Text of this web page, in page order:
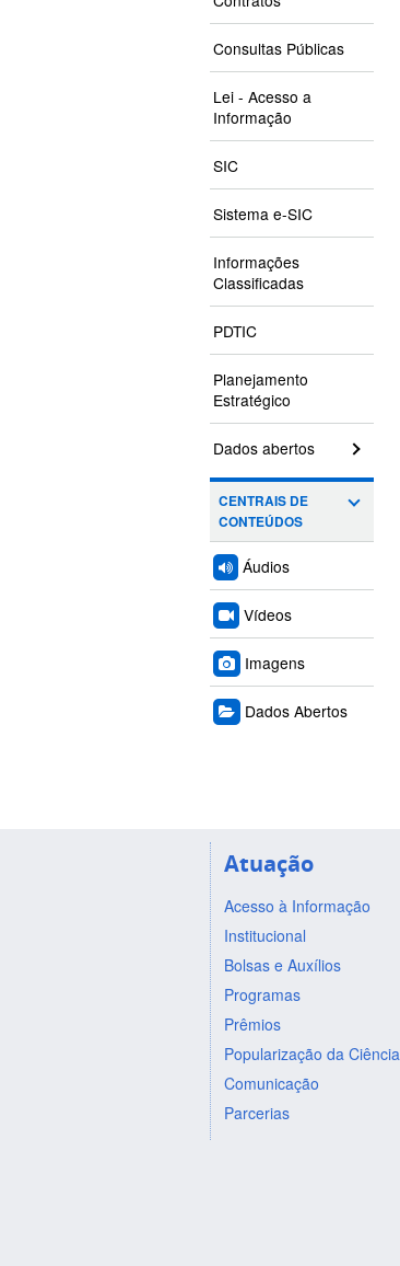
Consultas Públicas
Lei - Acesso a
Informação
SIC
Sistema e-SIC
Informações
Classificadas
PDTIC
Planejamento
Estratégico
Dados abertos
CENTRAIS DE
CONTEÚDOS
Áudios
Vídeos
Imagens
Dados Abertos
Atuação
Acesso à Informação
Institucional
Bolsas e Auxílios
Programas
Prêmios
Popularização da Ciência
Comunicação
Parcerias